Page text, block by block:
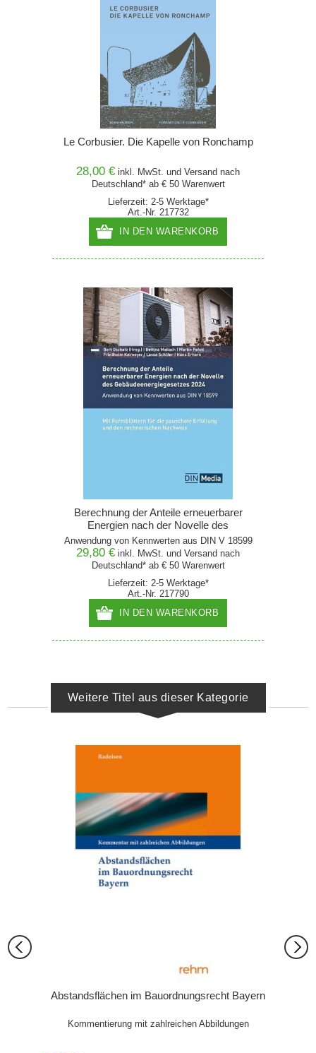
Le Corbusier. Die Kapelle von Ronchamp
28,00 € inkl. MwSt. und Versand nach
Deutschland* ab € 50 Warenwert
Lieferzeit: 2-5 Werktage*
Art.-Nr. 217732
IN DEN WARENKORB
Berechnung der Anteile erneuerbarer
Energien nach der Novelle des
Gebäudeenergiegesetzes 2024
Anwendung von Kennwerten aus DIN V 18599
29,80 € inkl. MwSt. und Versand nach
Deutschland* ab € 50 Warenwert
Lieferzeit: 2-5 Werktage*
Art.-Nr. 217790
IN DEN WARENKORB
Weitere Titel aus dieser Kategorie
Abstandsflächen im Bauordnungsrecht Bayern
Kommentierung mit zahlreichen Abbildungen